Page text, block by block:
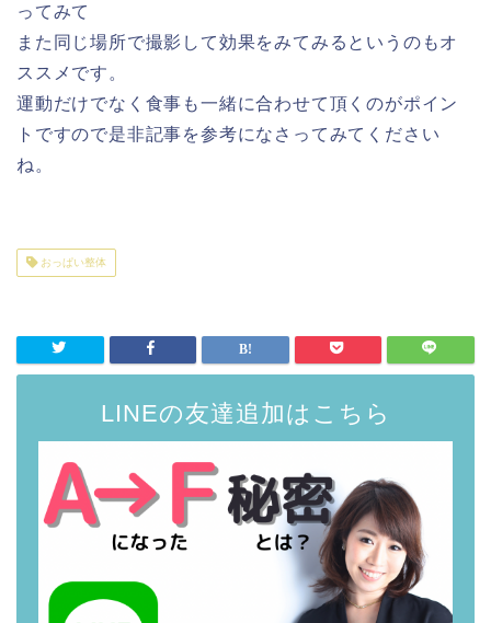
ってみて
また同じ場所で撮影して効果をみてみるというのもオ
ススメです。
運動だけでなく食事も一緒に合わせて頂くのがポイン
トですので是非記事を参考になさってみてください
ね。
おっぱい整体
LINEの友達追加はこちら